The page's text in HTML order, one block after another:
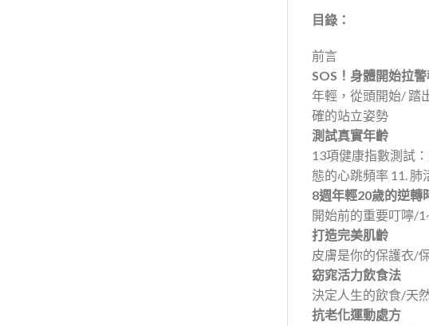
目錄：
前言
SOS！身體開始拉警
年輕，從頭開始/ 踏
確的站立姿勢
測試真實年齡
13項健康指數測試：
態的心跳頻率 11. 肺
8週年輕20歲的逆轉
開始前的重要叮嚀/
打造完美肌齡
皮膚是你的保護衣/
窈窕活力飲食法
決定人生的飲食/天
抗老化運動處方